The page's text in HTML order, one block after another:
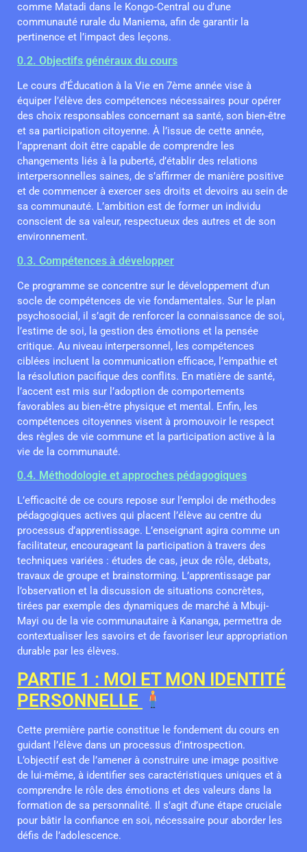
comme Matadi dans le Kongo-Central ou d’une
communauté rurale du Maniema, afin de garantir la
pertinence et l’impact des leçons.
0.2. Objectifs généraux du cours
Le cours d’Éducation à la Vie en 7ème année vise à
équiper l’élève des compétences nécessaires pour opérer
des choix responsables concernant sa santé, son bien-être
et sa participation citoyenne. À l’issue de cette année,
l’apprenant doit être capable de comprendre les
changements liés à la puberté, d’établir des relations
interpersonnelles saines, de s’affirmer de manière positive
et de commencer à exercer ses droits et devoirs au sein de
sa communauté. L’ambition est de former un individu
conscient de sa valeur, respectueux des autres et de son
environnement.
0.3. Compétences à développer
Ce programme se concentre sur le développement d’un
socle de compétences de vie fondamentales. Sur le plan
psychosocial, il s’agit de renforcer la connaissance de soi,
l’estime de soi, la gestion des émotions et la pensée
critique. Au niveau interpersonnel, les compétences
ciblées incluent la communication efficace, l’empathie et
la résolution pacifique des conflits. En matière de santé,
l’accent est mis sur l’adoption de comportements
favorables au bien-être physique et mental. Enfin, les
compétences citoyennes visent à promouvoir le respect
des règles de vie commune et la participation active à la
vie de la communauté.
0.4. Méthodologie et approches pédagogiques
L’efficacité de ce cours repose sur l’emploi de méthodes
pédagogiques actives qui placent l’élève au centre du
processus d’apprentissage. L’enseignant agira comme un
facilitateur, encourageant la participation à travers des
techniques variées : études de cas, jeux de rôle, débats,
travaux de groupe et brainstorming. L’apprentissage par
l’observation et la discussion de situations concrètes,
tirées par exemple des dynamiques de marché à Mbuji-
Mayi ou de la vie communautaire à Kananga, permettra de
contextualiser les savoirs et de favoriser leur appropriation
durable par les élèves.
PARTIE 1 : MOI ET MON IDENTITÉ
PERSONNELLE
Cette première partie constitue le fondement du cours en
guidant l’élève dans un processus d’introspection.
L’objectif est de l’amener à construire une image positive
de lui-même, à identifier ses caractéristiques uniques et à
comprendre le rôle des émotions et des valeurs dans la
formation de sa personnalité. Il s’agit d’une étape cruciale
pour bâtir la confiance en soi, nécessaire pour aborder les
défis de l’adolescence.